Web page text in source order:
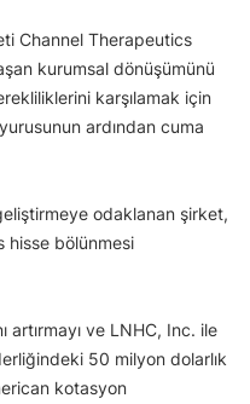
Channel Therapeutics
kurumsal dönüşümünü
karşılamak için
ardından cuma
odaklanan şirket,
hisse bölünmesi
artırmayı ve LNHC, Inc. ile
50 milyon dolarlık
kotasyon